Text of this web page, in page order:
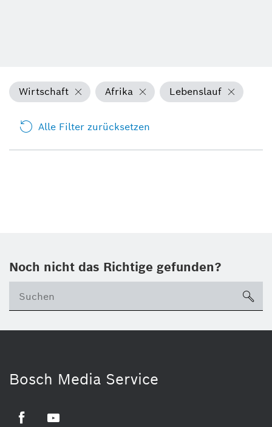
Wirtschaft Afrika Lebenslauf
Alle Filter zurücksetzen
Noch nicht das Richtige gefunden?
Bosch Media Service